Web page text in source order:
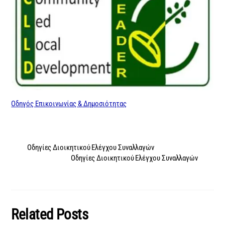
Οδηγός Επικοινωνίας & Δημοσιότητας
Οδηγίες Διοικητικού Ελέγχου Συναλλαγών
Οδηγίες Διοικητικού Ελέγχου Συναλλαγών
Related Posts